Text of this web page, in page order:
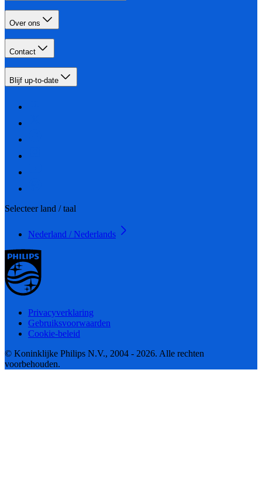
Over ons
Contact
Blijf up-to-date
Selecteer land / taal
Nederland / Nederlands
Privacyverklaring
Gebruiksvoorwaarden
Cookie-beleid
© Koninklijke Philips N.V., 2004 - 2026. Alle rechten
voorbehouden.